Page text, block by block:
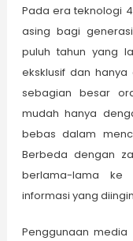
Pada era teknologi
asing bagi
puluh tahun yang
eksklusif dan hanya
sebagian besar
mudah hanya
bebas dalam
Berbeda dengan
berlama-lama ke
informasi yang
Penggunaan